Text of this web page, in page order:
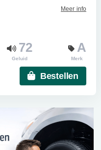
Meer info
72
Geluid
A
Merk
Bestellen